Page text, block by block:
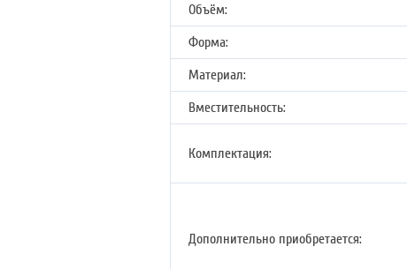
Объём:
Форма:
Материал:
Вместительность:
Комплектация:
Дополнительно приобретается: